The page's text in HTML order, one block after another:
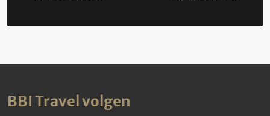
BBI Travel volgen